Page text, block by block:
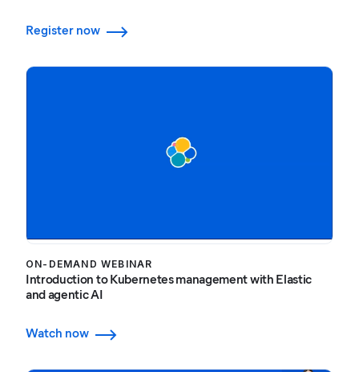
Register now
ON-DEMAND WEBINAR
Introduction to Kubernetes management with Elastic
and agentic AI
Watch now